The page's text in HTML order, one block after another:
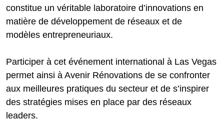
constitue un véritable laboratoire d’innovations en
matière de développement de réseaux et de
modèles entrepreneuriaux.
Participer à cet événement international à Las Vegas
permet ainsi à Avenir Rénovations de se confronter
aux meilleures pratiques du secteur et de s’inspirer
des stratégies mises en place par des réseaux
leaders.